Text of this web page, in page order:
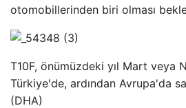
otomobillerinden biri olması
T10F, önümüzdeki yıl Mart veya
Türkiye'de, ardından Avrupa'da
(DHA)